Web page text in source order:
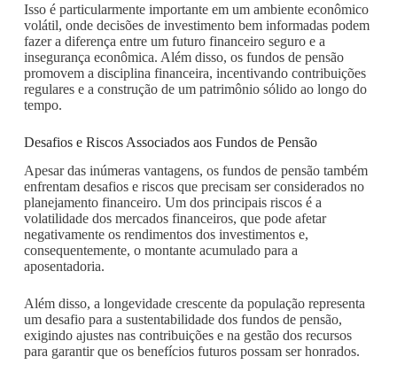
Isso é particularmente importante em um ambiente econômico
volátil, onde decisões de investimento bem informadas podem
fazer a diferença entre um futuro financeiro seguro e a
insegurança econômica. Além disso, os fundos de pensão
promovem a disciplina financeira, incentivando contribuições
regulares e a construção de um patrimônio sólido ao longo do
tempo.
Desafios e Riscos Associados aos Fundos de Pensão
Apesar das inúmeras vantagens, os fundos de pensão também
enfrentam desafios e riscos que precisam ser considerados no
planejamento financeiro. Um dos principais riscos é a
volatilidade dos mercados financeiros, que pode afetar
negativamente os rendimentos dos investimentos e,
consequentemente, o montante acumulado para a
aposentadoria.
Além disso, a longevidade crescente da população representa
um desafio para a sustentabilidade dos fundos de pensão,
exigindo ajustes nas contribuições e na gestão dos recursos
para garantir que os benefícios futuros possam ser honrados.